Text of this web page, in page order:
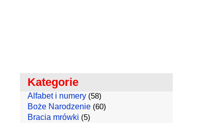
Kategorie
Alfabet i numery(58)
Boże Narodzenie(60)
Bracia mrówki (5)